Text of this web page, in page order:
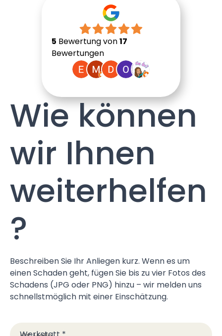
5 Bewertung von17
Bewertungen
Wie können
wir Ihnen
weiterhelfen
?
Beschreiben Sie Ihr Anliegen kurz. Wenn es um
einen Schaden geht, fügen Sie bis zu vier Fotos des
Schadens (JPG oder PNG) hinzu – wir melden uns
schnellstmöglich mit einer Einschätzung.